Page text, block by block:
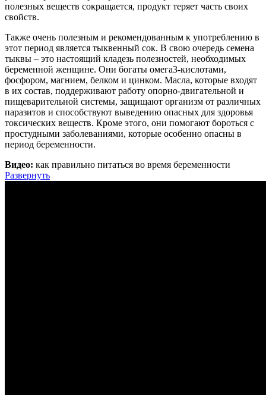
полезных веществ сокращается, продукт теряет часть своих
свойств.
Также очень полезным и рекомендованным к употреблению в
этот период является тыквенный сок. В свою очередь семена
тыквы – это настоящий кладезь полезностей, необходимых
беременной женщине. Они богаты омега3-кислотами,
фосфором, магнием, белком и цинком. Масла, которые входят
в их состав, поддерживают работу опорно-двигательной и
пищеварительной системы, защищают организм от различных
паразитов и способствуют выведению опасных для здоровья
токсических веществ. Кроме этого, они помогают бороться с
простудными заболеваниями, которые особенно опасны в
период беременности.
Видео: как правильно питаться во время беременности
Развернуть